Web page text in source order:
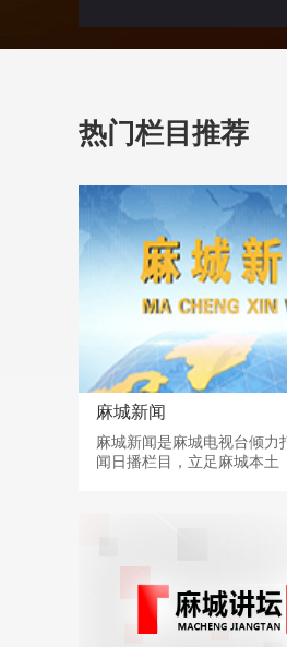
热门栏目推荐
麻城新闻
麻城新闻是麻城电视台倾力
闻日播栏目，立足麻城本土